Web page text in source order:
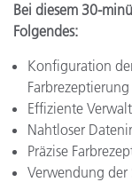
Bei diesem 30-
Folgendes:
Konfiguration
Effiziente
Nahtloser
Präzise
Verwendung